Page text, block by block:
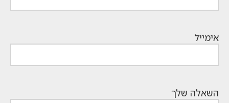
אימייל
השאלה שלך